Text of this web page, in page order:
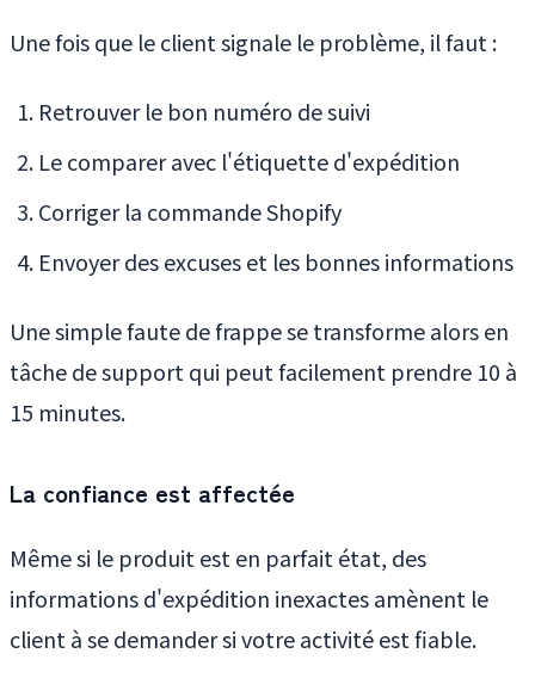
Une fois que le client signale le problème, il faut :
Retrouver le bon numéro de suivi
Le comparer avec l'étiquette d'expédition
Corriger la commande Shopify
Envoyer des excuses et les bonnes informations
Une simple faute de frappe se transforme alors en
tâche de support qui peut facilement prendre 10 à
15 minutes.
La confiance est affectée
Même si le produit est en parfait état, des
informations d'expédition inexactes amènent le
client à se demander si votre activité est fiable.